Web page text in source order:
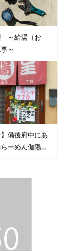
～給湯（お
～
】備後府中にあ
ーめん伽陽...